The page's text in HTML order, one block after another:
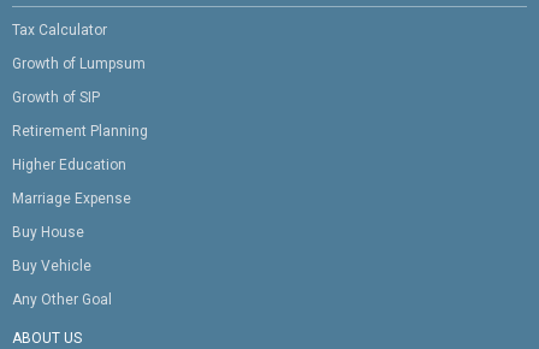
Tax Calculator
Growth of Lumpsum
Growth of SIP
Retirement Planning
Higher Education
Marriage Expense
Buy House
Buy Vehicle
Any Other Goal
ABOUT US